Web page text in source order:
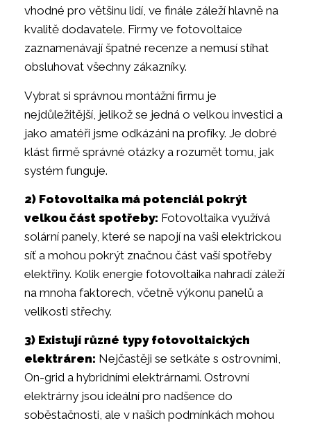
vhodné pro většinu lidí, ve finále záleží hlavně na
kvalitě dodavatele. Firmy ve fotovoltaice
zaznamenávají špatné recenze a nemusí stíhat
obsluhovat všechny zákazníky.
Vybrat si správnou montážní firmu je
nejdůležitější, jelikož se jedná o velkou investici a
jako amatéři jsme odkázáni na profíky. Je dobré
klást firmě správné otázky a rozumět tomu, jak
systém funguje.
2) Fotovoltaika má potenciál pokrýt
velkou část spotřeby: Fotovoltaika využívá
solární panely, které se napojí na vaši elektrickou
síť a mohou pokrýt značnou část vaší spotřeby
elektřiny. Kolik energie fotovoltaika nahradí záleží
na mnoha faktorech, včetně výkonu panelů a
velikosti střechy.
3) Existují různé typy fotovoltaických
elektráren: Nejčastěji se setkáte s ostrovními,
On-grid a hybridními elektrárnami. Ostrovní
elektrárny jsou ideální pro nadšence do
soběstačnosti, ale v našich podmínkách mohou